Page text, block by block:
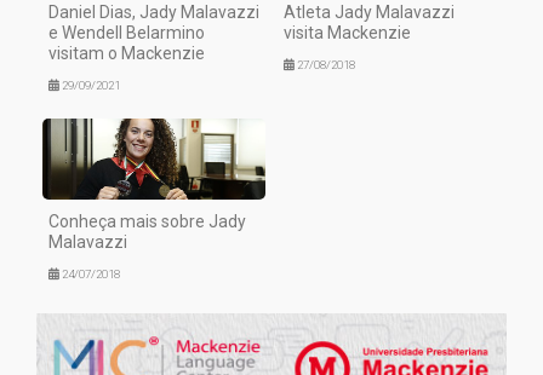
Daniel Dias, Jady Malavazzi
e Wendell Belarmino
visitam o Mackenzie
29/09/2021
Atleta Jady Malavazzi
visita Mackenzie
27/08/2018
Conheça mais sobre Jady
Malavazzi
24/07/2018